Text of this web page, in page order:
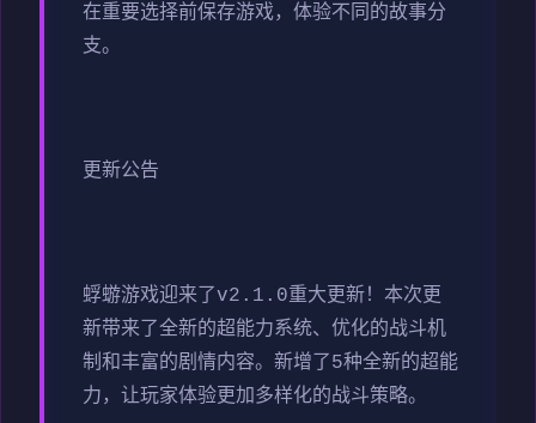
在重要选择前保存游戏，体验不同的故事分
支。
更新公告
蜉蝣游戏迎来了v2.1.0重大更新！本次更
新带来了全新的超能力系统、优化的战斗机
制和丰富的剧情内容。新增了5种全新的超能
力，让玩家体验更加多样化的战斗策略。